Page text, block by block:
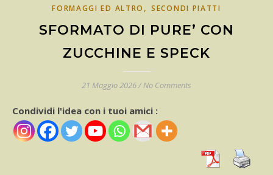
FORMAGGI ED ALTRO ,SECONDI PIATTI
SFORMATO DI PURE’ CON
ZUCCHINE E SPECK
21 Maggio 2026/ No Comments
Condividi l'idea con i tuoi amici :